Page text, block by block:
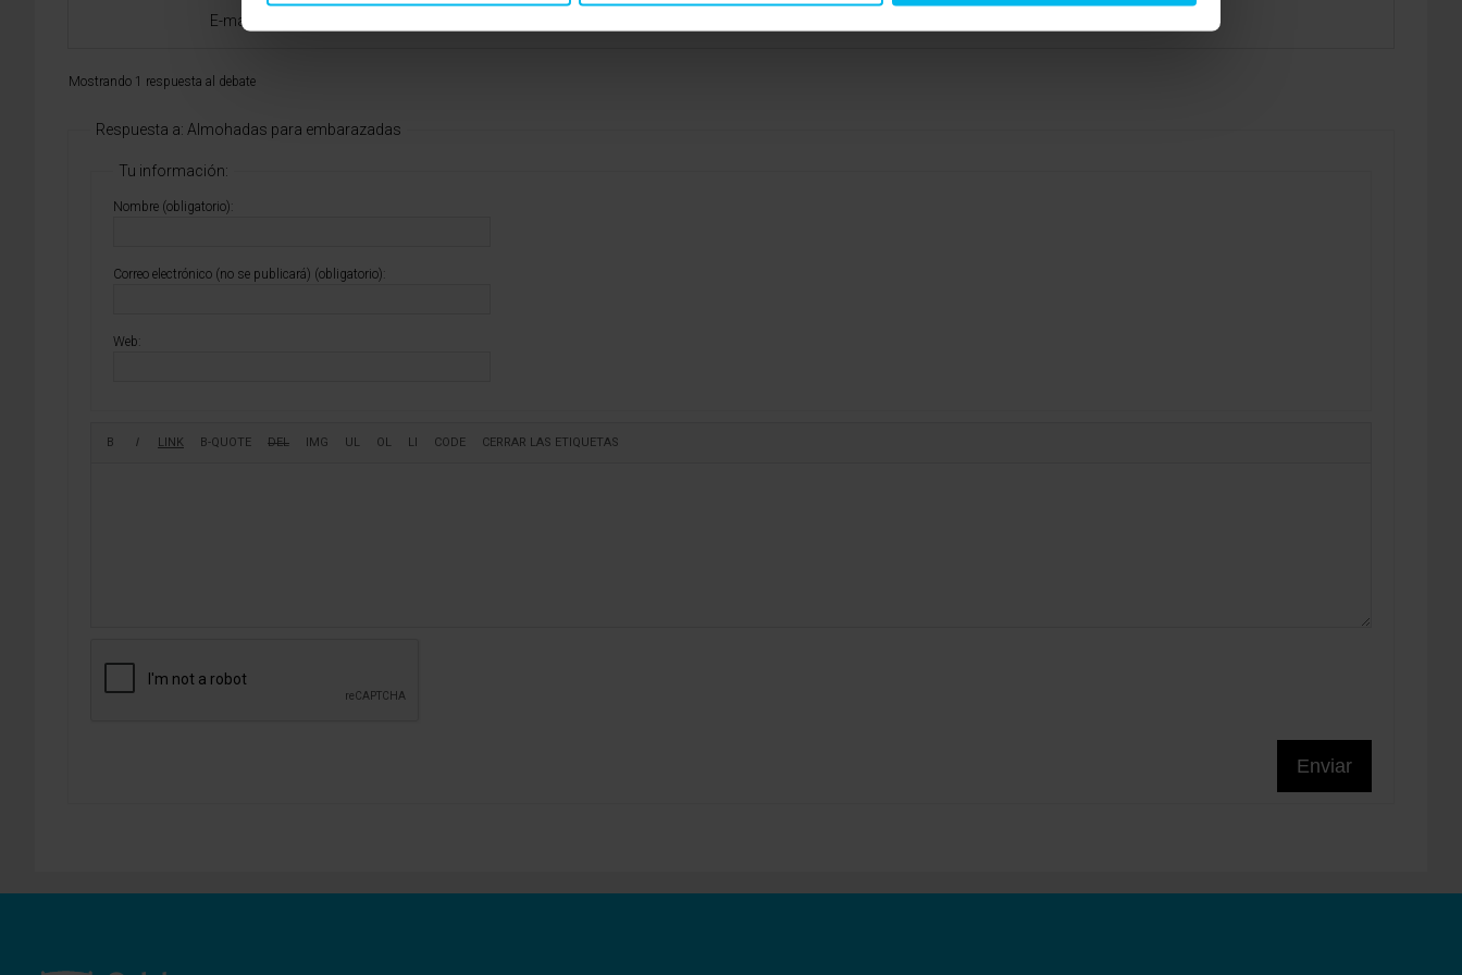
E-mail:
Mostrando 1 respuesta al debate
Respuesta a: Almohadas para embarazadas
Tu información:
Nombre (obligatorio):
Correo electrónico (no se publicará) (obligatorio):
Web:
Enviar